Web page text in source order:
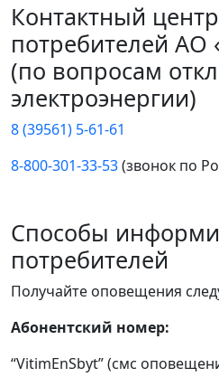
Контактный
потребителей АО
(по вопросам
электроэнергии)
8 (39561) 5-61-61
8-800-301-33-53(звонок по
Способы
потребителей
Получайте оповещения
Абонентский номер:
“VitimEnSbyt” (смс